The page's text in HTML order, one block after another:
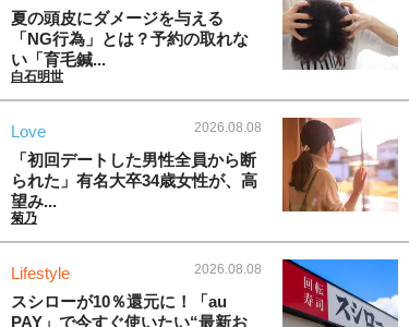
夏の頭皮にダメージを与える
「NG行為」とは？予約の取れな
い「育毛鍼...
白石明世
Love 2026.08.08
「初回デートした男性全員から断
られた」有名大卒34歳女性が、高
望み...
菊乃
Lifestyle 2026.08.08
スシローが10％還元に！「au
PAY」で今すぐ使いたい“最新お